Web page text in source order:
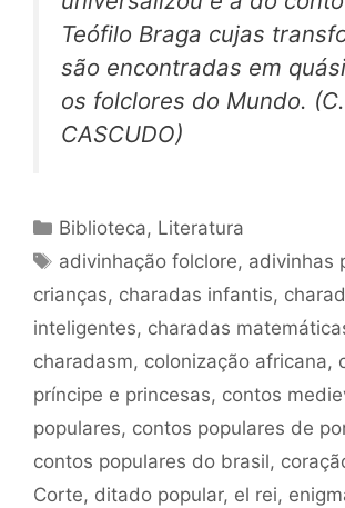
Teófilo Braga cujas
são encontradas em
os folclores do Mundo. (C.
CASCUDO)
Categorias
Biblioteca, Literatura
Tags
adivinhação folclore, adivinhas
crianças, charadas infantis,
inteligentes, charadas
charadasm, colonização africana,
príncipe e princesas, contos
populares, contos populares de
contos populares do brasil,
Corte, ditado popular, el rei,